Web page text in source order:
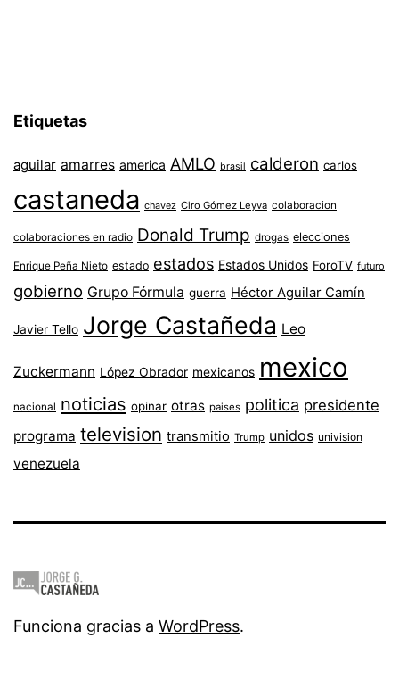
Etiquetas
aguilar amarres america AMLO brasil calderon carlos
castaneda chavez Ciro Gómez Leyva colaboracion
colaboraciones en radio Donald Trump drogas elecciones
Enrique Peña Nieto estado estados Estados Unidos ForoTV futuro
gobierno Grupo Fórmula guerra Héctor Aguilar Camín
Javier Tello Jorge Castañeda Leo
Zuckermann López Obrador mexicanos mexico
nacional noticias opinar otras paises politica presidente
programa television transmitio Trump unidos univision
venezuela
Funciona gracias a WordPress.